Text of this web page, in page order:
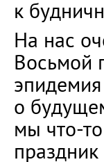
к
На нас
Восьмой
о
мы что-
праздник